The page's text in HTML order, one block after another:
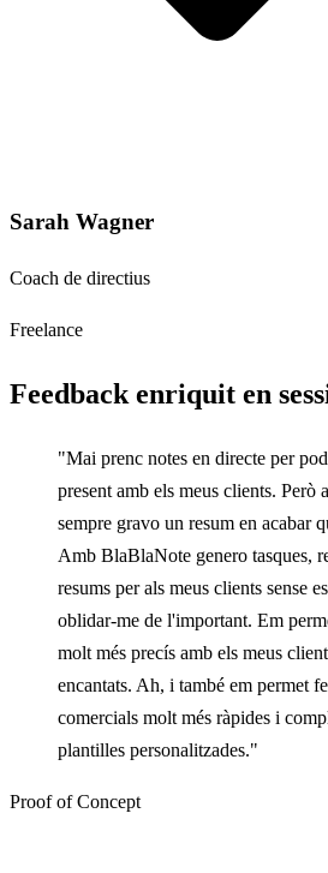
Sarah Wagner
Coach de directius
Freelance
Feedback enriquit en
"Mai prenc notes en directe per
present amb els meus clients. Però
sempre gravo un resum en acabar
Amb BlaBlaNote genero tasques,
resums per als meus clients sense
oblidar-me de l'important. Em
molt més precís amb els meus
encantats. Ah, i també em permet
comercials molt més ràpides i
plantilles personalitzades."
Proof of Concept